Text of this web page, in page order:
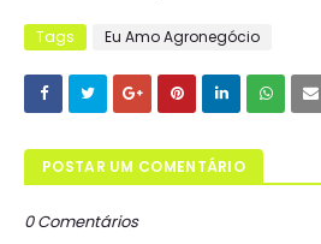
Tags Eu Amo Agronegócio
POSTAR UM COMENTÁRIO
0 Comentários